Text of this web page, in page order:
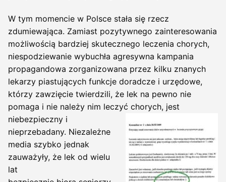
W tym momencie w Polsce stała się rzecz
zdumiewająca. Zamiast pozytywnego zainteresowania
możliwością bardziej skutecznego leczenia chorych,
niespodziewanie wybuchła agresywna kampania
propagandowa zorganizowana przez kilku znanych
lekarzy piastujących funkcje doradcze i urzędowe,
którzy zawzięcie twierdzili, że lek na pewno nie
pomaga i nie należy nim leczyć chorych, jest
niebezpieczny i
nieprzebadany. Niezależne
media szybko jednak
zauważyły, że lek od wielu
lat